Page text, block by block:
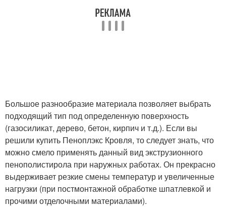
Большое разнообразие материала позволяет выбрать
подходящий тип под определенную поверхность
(газосиликат, дерево, бетон, кирпич и т.д.). Если вы
решили купить Пеноплэкс Кровля, то следует знать, что
можно смело применять данный вид экструзионного
пенополистирола при наружных работах. Он прекрасно
выдерживает резкие смены температур и увеличенные
нагрузки (при постмонтажной обработке шпатлевкой и
прочими отделочными материалами).